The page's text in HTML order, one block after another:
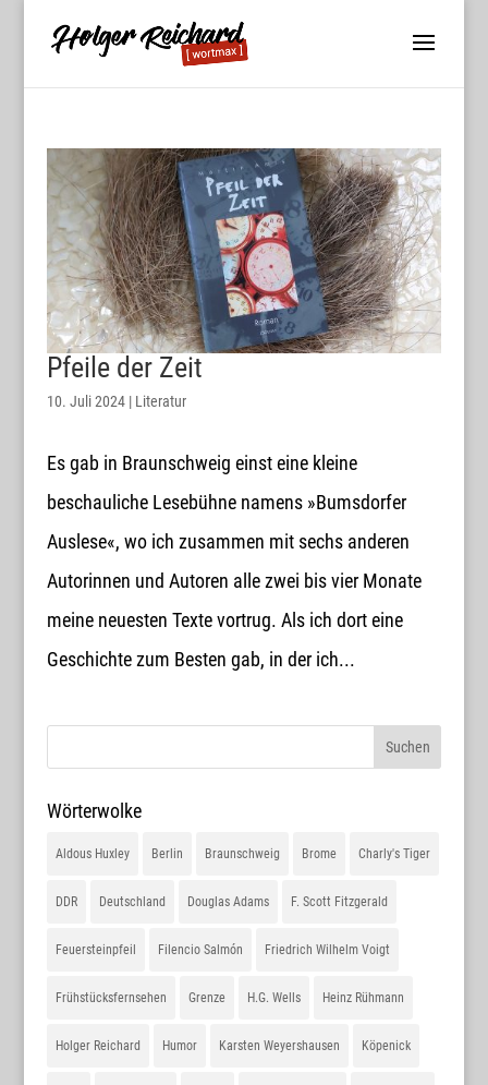
Pfeile der Zeit
10. Juli 2024| Literatur
Es gab in Braunschweig einst eine kleine
beschauliche Lesebühne namens »Bumsdorfer
Auslese«, wo ich zusammen mit sechs anderen
Autorinnen und Autoren alle zwei bis vier Monate
meine neuesten Texte vortrug. Als ich dort eine
Geschichte zum Besten gab, in der ich...
Wörterwolke
Aldous Huxley Berlin Braunschweig Brome Charly's Tiger
DDR Deutschland Douglas Adams F. Scott Fitzgerald
Feuersteinpfeil Filencio Salmón Friedrich Wilhelm Voigt
Frühstücksfernsehen Grenze H.G. Wells Heinz Rühmann
Holger Reichard Humor Karsten Weyershausen Köpenick